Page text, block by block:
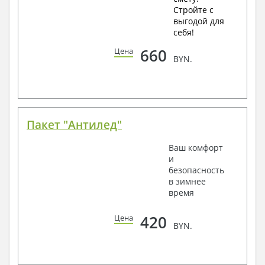
Стройте с
выгодой для
себя!
Цена 660 BYN.
Пакет "Антилед"
Ваш комфорт
и
безопасность
в зимнее
время
Цена 420 BYN.